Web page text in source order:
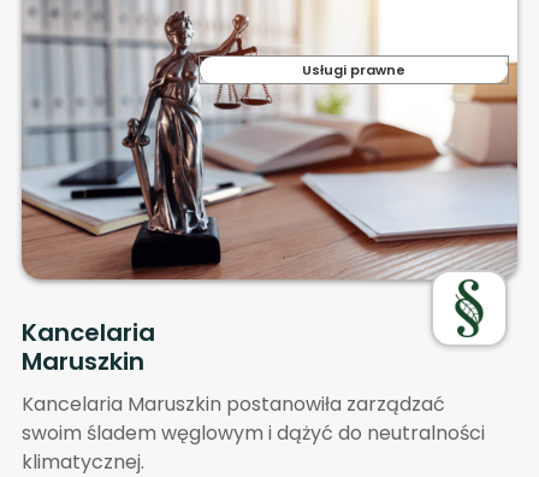
Usługi prawne
Kancelaria
Maruszkin
Kancelaria Maruszkin postanowiła zarządzać
swoim śladem węglowym i dążyć do neutralności
klimatycznej.